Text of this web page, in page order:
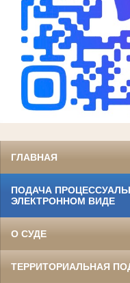
ГЛАВНАЯ
ПОДАЧА
ЭЛЕКТРОННОМ ВИДЕ
О СУДЕ
ТЕРРИТОРИАЛЬНАЯ